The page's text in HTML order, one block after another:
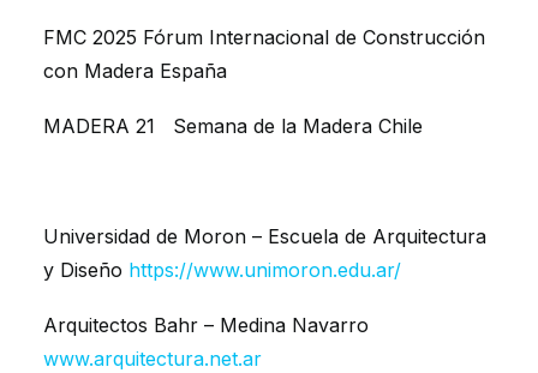
FMC 2025 Fórum Internacional de Construcción
con Madera España
MADERA 21 Semana de la Madera Chile
Universidad de Moron – Escuela de Arquitectura
y Diseño https://www.unimoron.edu.ar/
Arquitectos Bahr – Medina Navarro
www.arquitectura.net.ar